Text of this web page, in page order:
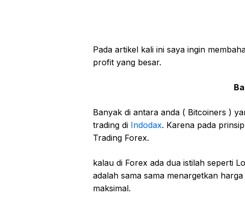
Pada artikel kali ini saya ingin
profit yang besar.
Banyak di antara anda ( Bitcoiners )
trading di Indodax. Karena pada
Trading Forex.
kalau di Forex ada dua istilah seperti
adalah sama sama menargetkan
maksimal.